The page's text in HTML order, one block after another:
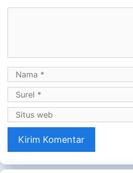
Nama
Surel
Situs
web